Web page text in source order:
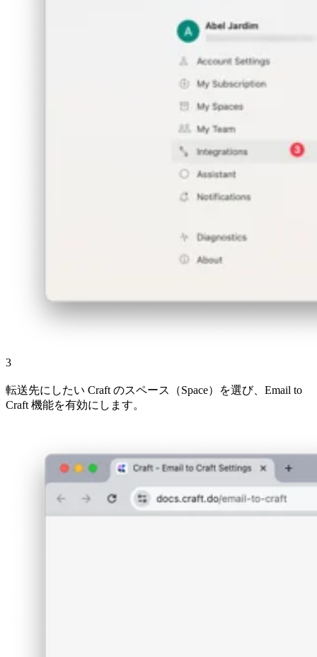
3
転送先にしたい Craft のスペース（Space）を選び、Email to
Craft 機能を有効にします。